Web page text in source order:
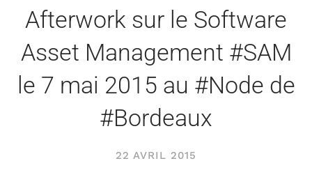
Afterwork sur le Software
Asset Management #SAM
le 7 mai 2015 au #Node de
#Bordeaux
22 AVRIL 2015